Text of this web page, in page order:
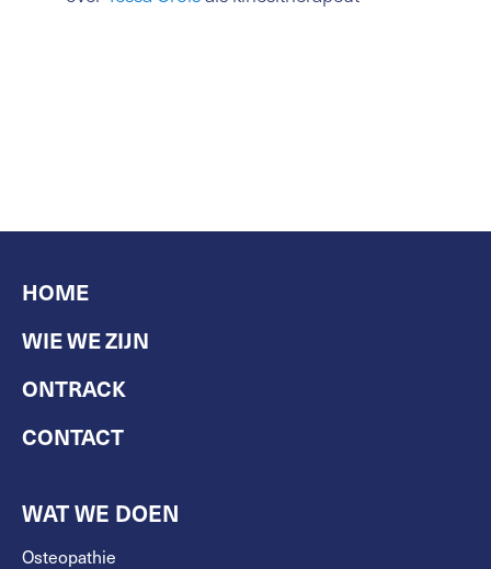
HOME
WIE WE ZIJN
ONTRACK
CONTACT
WAT WE DOEN
Osteopathie